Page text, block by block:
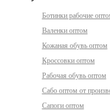
Ботинки рабочие
Валенки оптом
Кожаная обувь оптом
Кроссовки оптом
Рабочая обувь оптом
Сабо оптом от
Сапоги оптом